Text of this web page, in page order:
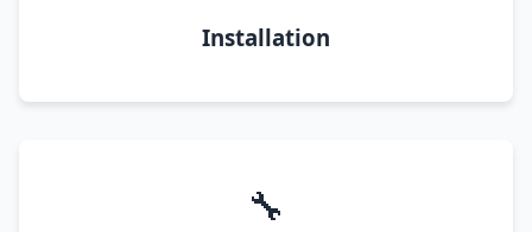
Installation
🔧